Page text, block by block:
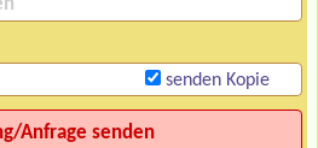
senden Kopie